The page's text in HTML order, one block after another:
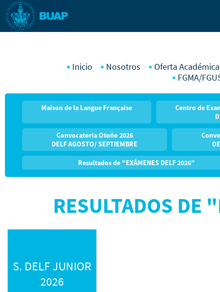
Inicio Nosotros
Oferta Académica
FGMA/
Maison de la Langue Française
Centro de
Convocatoria Otoño 2026
DELF AGOSTO/ SEPTIEMBRE
Resultados de "EXÁMENES DELF 2026”
RESULTADOS DE
S. DELF JUNIOR
2026